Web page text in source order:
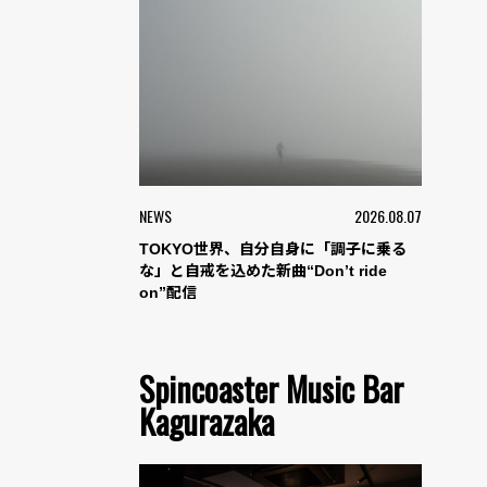
NEWS 2026.08.07
TOKYO世界、自分自身に「調子に乗る
な」と自戒を込めた新曲“Don’t ride
on”配信
Spincoaster Music Bar
Kagurazaka